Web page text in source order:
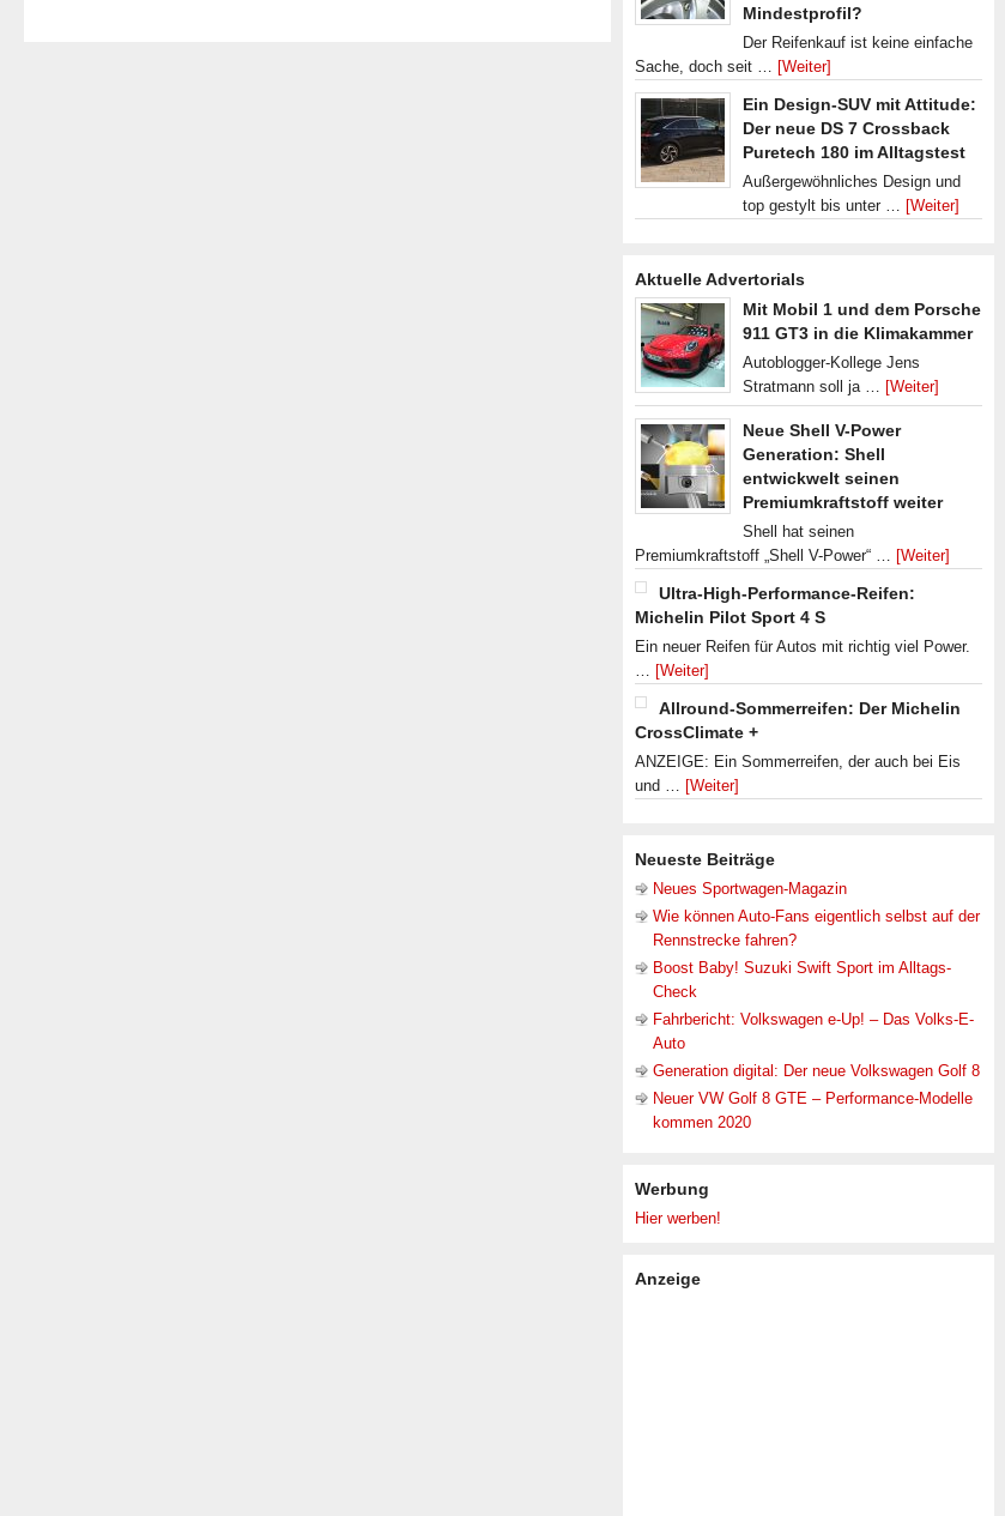
Mindestprofil?
Der Reifenkauf ist keine einfache
Sache, doch seit … [Weiter]
Ein Design-SUV mit Attitude:
Der neue DS 7 Crossback
Puretech 180 im Alltagstest
Außergewöhnliches Design und
top gestylt bis unter … [Weiter]
Aktuelle Advertorials
Mit Mobil 1 und dem Porsche
911 GT3 in die Klimakammer
Autoblogger-Kollege Jens
Stratmann soll ja … [Weiter]
Neue Shell V-Power
Generation: Shell
entwickwelt seinen
Premiumkraftstoff weiter
Shell hat seinen
Premiumkraftstoff „Shell V-Power“ … [Weiter]
Ultra-High-Performance-Reifen:
Michelin Pilot Sport 4 S
Ein neuer Reifen für Autos mit richtig viel Power.
… [Weiter]
Allround-Sommerreifen: Der Michelin
CrossClimate +
ANZEIGE: Ein Sommerreifen, der auch bei Eis
und … [Weiter]
Neueste Beiträge
Neues Sportwagen-Magazin
Wie können Auto-Fans eigentlich selbst auf der
Rennstrecke fahren?
Boost Baby! Suzuki Swift Sport im Alltags-
Check
Fahrbericht: Volkswagen e-Up! – Das Volks-E-
Auto
Generation digital: Der neue Volkswagen Golf 8
Neuer VW Golf 8 GTE – Performance-Modelle
kommen 2020
Werbung
Hier werben!
Anzeige